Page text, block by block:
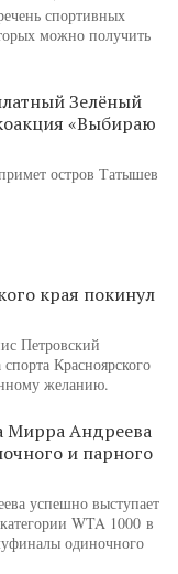
спортивных
можно получить
Зелёный
«Выбираю
остров Татышев
края покинул
Петровский
Красноярского
желанию.
Мирра Андреева
и парного
успешно выступает
WTA 1000 в
одиночного